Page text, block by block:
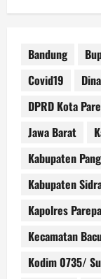
Bandung
Covid19
DPRD Kota
Jawa Barat
Kabupaten
Kabupaten
Kapolres
Kecamatan
Kodim 0735/